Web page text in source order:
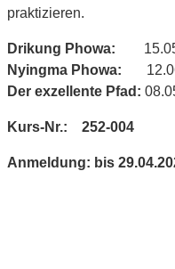
praktizieren.
Drikung Phowa:
Nyingma Phowa:
Der exzellente Pfad:
Kurs-Nr.: 252-004
Anmeldung: bis